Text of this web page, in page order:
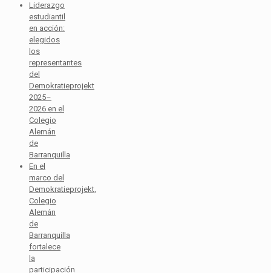
Liderazgo
estudiantil
en acción:
elegidos
los
representantes
del
Demokratieprojekt
2025–
2026 en el
Colegio
Alemán
de
Barranquilla
En el
marco del
Demokratieprojekt,
Colegio
Alemán
de
Barranquilla
fortalece
la
participación